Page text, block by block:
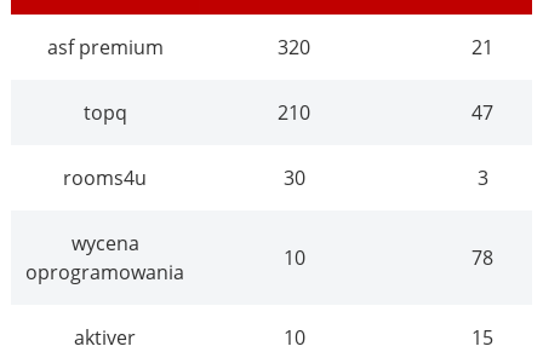
asf premium 320 21
topq 210 47
rooms4u 30 3
wycena
oprogramowania
10 78
aktiver 10 15